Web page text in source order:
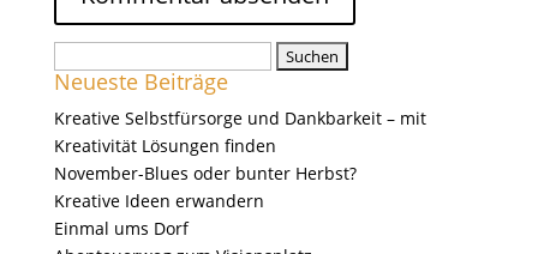
nach:
Neueste Beiträge
Kreative Selbstfürsorge und Dankbarkeit – mit
Kreativität Lösungen finden
November-Blues oder bunter Herbst?
Kreative Ideen erwandern
Einmal ums Dorf